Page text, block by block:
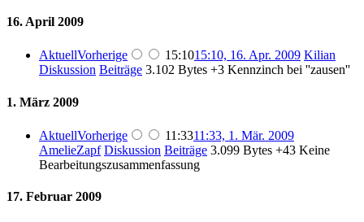
16. April 2009
AktuellVorherige 15:1015:10, 16. Apr. 2009 Kilian
Diskussion Beiträge 3.102 Bytes +3 Kennzinch bei ''zausen''
1. März 2009
AktuellVorherige 11:3311:33, 1. Mär. 2009
AmelieZapf Diskussion Beiträge 3.099 Bytes +43 Keine
Bearbeitungszusammenfassung
17. Februar 2009